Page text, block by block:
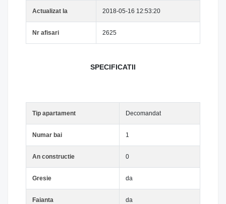
Actualizat la 2018-05-16 12:53:20
Nr afisari 2625
SPECIFICATII
Tip apartament Decomandat
Numar bai 1
An constructie 0
Gresie da
Faianta da